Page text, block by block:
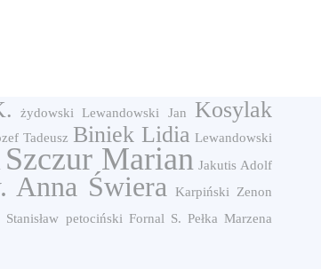
żydowski Lewandowski Jan
Kosylak
Tadeusz Biniek Lidia Lewandowski
Szczur Marian Jakutis Adolf
Anna Świera Karpiński Zenon
Stanisław petociński Fornal S. Pełka Marzena